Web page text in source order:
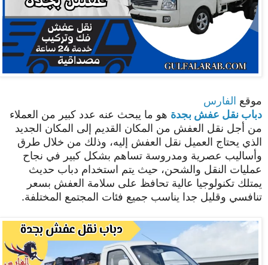
موقع الفارس
دباب نقل عفش بجدة هو ما يبحث عنه عدد كبير من العملاء
من أجل نقل العفش من المكان القديم إلى المكان الجديد
الذي يحتاج العميل نقل العفش إليه، وذلك من خلال طرق
وأساليب عصرية ومدروسة تساهم بشكل كبير في نجاح
عمليات النقل والشحن، حيث يتم استخدام دباب حديث
يمتلك تكنولوجيا عالية تحافظ على سلامة العفش بسعر
تنافسي وقليل جدا يناسب جميع فئات المجتمع المختلفة.